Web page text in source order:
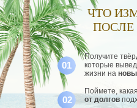
ЧТО
ПОСЛЕ
01
02
Поймете,
от долгов
Получите
которые
жизни на